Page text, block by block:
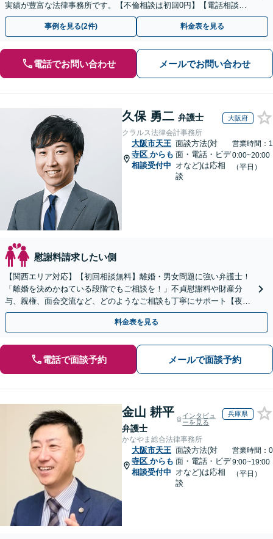
実績が豊富な法律事務所です。【不倫相談は初回0円】【電話相談で
ご契約まで対応可/来所不要】
事例を見る(2件) 料金表を見る
電話でお問い合わせ メールでお問い合わせ
久保 勇二 弁護士 大阪府
クラルス法律会計事務所
大阪市天王
寺区 からも
相談受付中
面談方法(対
面・電話・ビデ
オなど)は応相
談
営業時間：1
0:00~20:00
（平日）
慰謝料請求したい側
【関西エリア対応】【初回相談無料】離婚・男女問題に強い弁護士！
「離婚を決めかねている段階でもご相談を！」不貞慰謝料や財産分
与、親権、面会交流など、どのようなご相談も丁寧にサポート【夜
間・休日面談可】【WEB面談】【完全個室】
料金表を見る
電話で面談予約 メールで面談予約
金山 耕平
弁護士
インタビュ
ーを見る
兵庫県
かなやま総合法律事務所
大阪市天王
寺区 からも
相談受付中
面談方法(対
面・電話・ビデ
オなど)は応相
談
営業時間：0
9:00~19:00
（平日）